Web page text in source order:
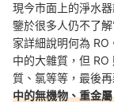
現今市面上的淨水
鑒於很多人仍不了
家詳細說明何為
中的大雜質，但
質、氯等等，最後
中的無機物、重金